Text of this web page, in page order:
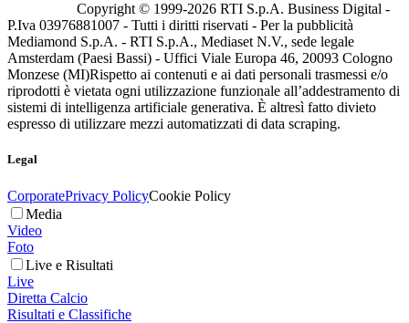
Copyright © 1999-2026 RTI S.p.A. Business Digital -
P.Iva 03976881007 - Tutti i diritti riservati - Per la pubblicità
Mediamond S.p.A. - RTI S.p.A., Mediaset N.V., sede legale
Amsterdam (Paesi Bassi) - Uffici Viale Europa 46, 20093 Cologno
Monzese (MI)Rispetto ai contenuti e ai dati personali trasmessi e/o
riprodotti è vietata ogni utilizzazione funzionale all’addestramento di
sistemi di intelligenza artificiale generativa. È altresì fatto divieto
espresso di utilizzare mezzi automatizzati di data scraping.
Legal
CorporatePrivacy PolicyCookie Policy
Media
Video
Foto
Live e Risultati
Live
Diretta Calcio
Risultati e Classifiche